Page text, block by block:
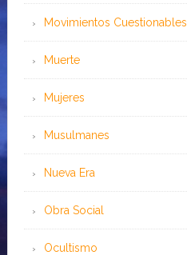
Movimientos Cuestionables
Muerte
Mujeres
Musulmanes
Nueva Era
Obra Social
Ocultismo